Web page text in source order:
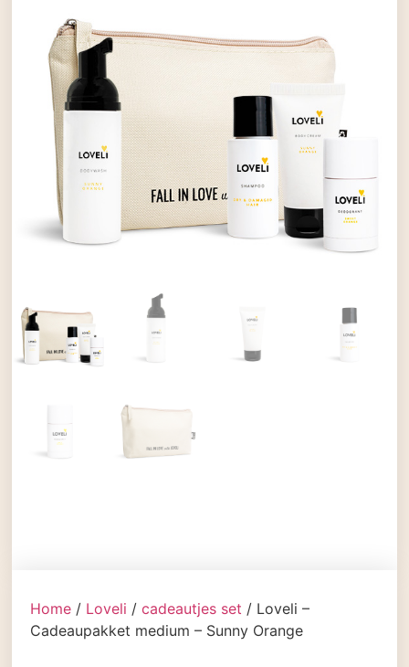
Home / Loveli /cadeautjes set / Loveli –
Cadeaupakket medium – Sunny Orange